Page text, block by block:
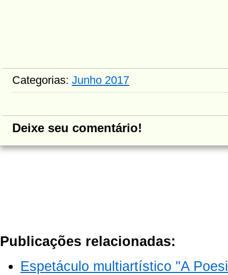
Categorias: Junho 2017
Deixe seu comentário!
Publicações relacionadas:
Espetáculo multiartístico "A